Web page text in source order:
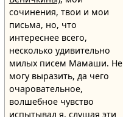
сочинения, твои и мои
письма, но, что
интереснее всего,
несколько удивительно
милых писем Мамаши. Не
могу выразить, да чего
очаровательное,
волшебное чувство
испытывал я, слушая эти